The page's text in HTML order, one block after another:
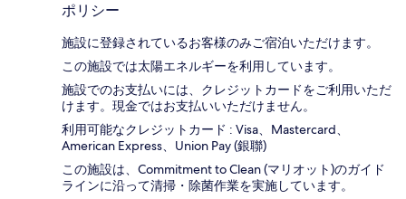
ポリシー
施設に登録されているお客様のみご宿泊いただけます。
この施設では太陽エネルギーを利用しています。
施設でのお支払いには、クレジットカードをご利用いただ
けます。現金ではお支払いいただけません。
利用可能なクレジットカード : Visa、Mastercard、
American Express、Union Pay (銀聯)
この施設は、Commitment to Clean (マリオット)のガイド
ラインに沿って清掃・除菌作業を実施しています。